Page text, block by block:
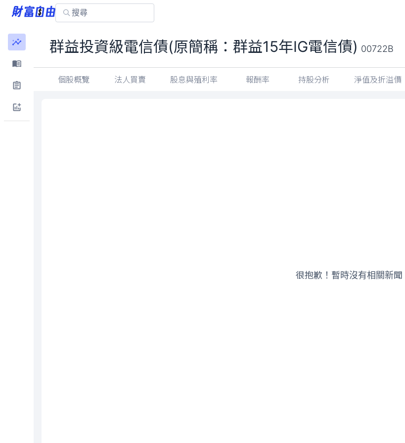
群益投資級電信債(原簡稱：群益15年IG電信債) 00722B
個股概覽 法人買賣 股息與殖利率 報酬率 持股分析 淨值及折溢價
很抱歉！暫時沒有相關新聞